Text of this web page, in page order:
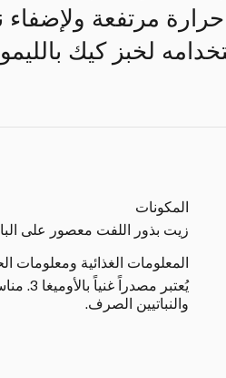
حرارة مرتفعة
لخبز كيك
المكونات
زيت بذور اللفت معصور على البارد (98%)،
المعلومات الغذائية ومعلومات
يُعتبر
والنباتيين الصرف.